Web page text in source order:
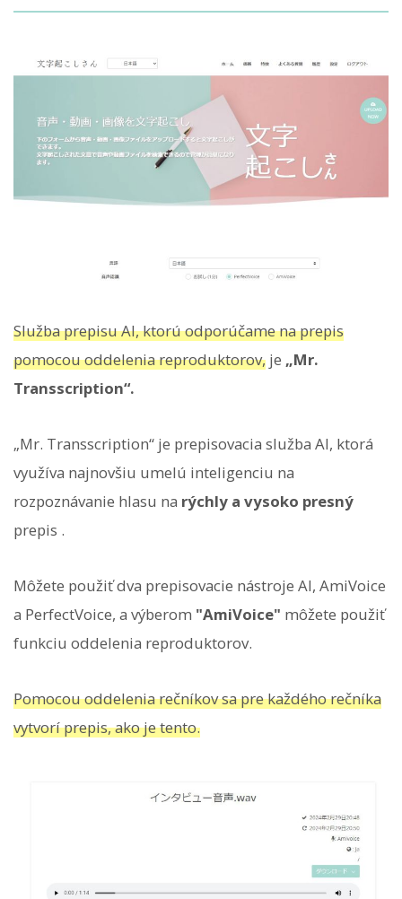
Služba prepisu AI, ktorú odporúčame na prepis
pomocou oddelenia reproduktorov, je „Mr.
Transscription“.
„Mr. Transscription“ je prepisovacia služba AI, ktorá
využíva najnovšiu umelú inteligenciu na
rozpoznávanie hlasu na rýchly a vysoko presný
prepis .
Môžete použiť dva prepisovacie nástroje AI, AmiVoice
a PerfectVoice, a výberom "AmiVoice" môžete použiť
funkciu oddelenia reproduktorov.
Pomocou oddelenia rečníkov sa pre každého rečníka
vytvorí prepis, ako je tento.